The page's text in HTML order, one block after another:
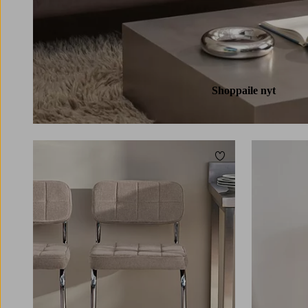
Shoppaile nyt
Lisää suosikkeihin